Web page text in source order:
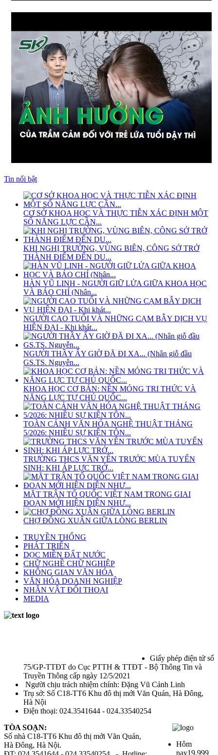
Tin nổi bật
CƠ SỞ KHOA HỌC VÀ THỰC TIỄN XÁC ĐỊNH MỘT
SỐ NĂNG LỰC CẦN...
KHI NGHỊ TRƯỜNG, VÙNG BIÊN, CÔNG SỞ TRỞ
THÀNH ĐIỂM ĐẾN DU...
HÀN VŨ LINH - NGƯỜI GIỮ LỬA GIỮA KHOA HỌC
VÀ BÁO CHÍ (Nhân...
NGƯỜI CAO TUỔI VÀ NHỮNG CẠM BẪY DỊCH VỤ
HIỆN ĐẠI - Khi khát...
NGƯỜI THẦY ẤY GIỜ ĐÃ ĐI XA... (Nhân giỗ đầu
GS.TS. Nguyễn...
KHOA HỌC CƠ BẢN: NỀN MÓNG TRI THỨC VÀ
NĂNG LỰC TỰ CHỦ QUỐC...
TOÀN CẢNH VĂN HÓA NGHỆ THUẬT THÁNG
5/2026: NHIỀU SỰ KIỆN TÔN...
TRƯỜNG THCS VĂN YÊN TRƯỚC MÙA TUYỂN
SINH: KHI ÁP LỰC TRỞ...
MẶT TRẬN TỔ QUỐC VIỆT NAM TRONG GIAI
ĐOẠN MỚI HIỆN DIỆN NHƯ...
CHỢ ĐỒNG XUÂN GIỮA LÒNG BERLIN
TRUYỀN THỐNG
PHÁT TRIỂN
DỌC MIỀN ĐẤT NƯỚC
CHỮ NGHỀ CHỮ NGHIỆP
KHÔNG GIAN VĂN HÓA
VĂN HÓA DOANH NGHIỆP
NHÂN VẬT ĐỐI THOẠI
MEDIA
Giấy phép điện tử số
75/GP-TTĐT do Cục PTTH & TTĐT - Bộ Thông Tin và
Truyền Thông cấp ngày 12/5/2021
Người chịu trách nhiệm chính: Đặng Vũ Cảnh Linh
Trụ sở: Số C18-TT6 Khu đô thị mới Văn Quán, Hà Đông,
Hà Nội
Điện thoại: 024.3541644 - 024.33540254
TÒA SOẠN:
Số nhà C18-TT6 Khu đô thị mới Văn Quán,
Hà Đông, Hà Nội.
Hôm
nay19,999